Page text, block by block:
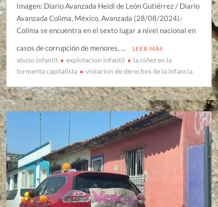
Imagen: Diario Avanzada Heidi de León Gutiérrez / Diario
Avanzada Colima, México, Avanzada (28/08/2024).-
Colima se encuentra en el sexto lugar a nivel nacional en
casos de corrupción de menores, …
LEER MÁS
abuso infantil explotacion infantil
la niñez en la
tormenta capitalista
violacion de derechos de la infancia